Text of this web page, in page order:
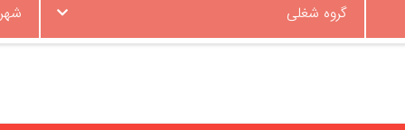
گروه شغلی